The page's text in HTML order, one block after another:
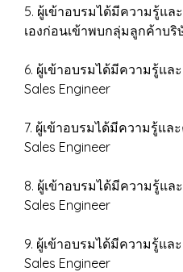
5. ผู้เข้าอบรมได้มีความรู้แล
เองก่อนเข้าพบกลุ่มลูกค้าบริ
6. ผู้เข้าอบรมได้มีความรู้แล
Sales Engineer
7. ผู้เข้าอบรมได้มีความรู้แล
Sales Engineer
8. ผู้เข้าอบรมได้มีความรู้แล
Sales Engineer
9. ผู้เข้าอบรมได้มีความรู้แล
Sales Engineer